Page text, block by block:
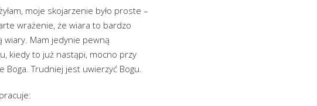
moje skojarzenie było proste –
wrażenie, że wiara to bardzo
Mam jedynie pewną
kiedy to już nastąpi, mocno przy
Boga. Trudniej jest uwierzyć Bogu.